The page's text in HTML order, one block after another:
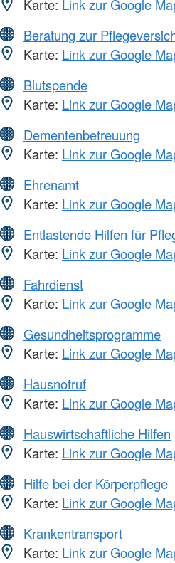
Karte: Link zur Google
Beratung zur
Karte: Link zur Google
Blutspende
Karte: Link zur Google
Dementenbetreuung
Karte: Link zur Google
Ehrenamt
Karte: Link zur Google
Entlastende Hilfen für
Karte: Link zur Google
Fahrdienst
Karte: Link zur Google
Gesundheitsprogramme
Karte: Link zur Google
Hausnotruf
Karte: Link zur Google
Hauswirtschaftliche Hilfen
Karte: Link zur Google
Hilfe bei der Körperpflege
Karte: Link zur Google
Krankentransport
Karte: Link zur Google